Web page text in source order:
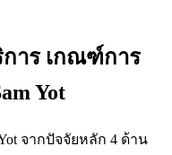
าร เกณฑ์การ
Yot
จากปัจจัยหลัก 4 ด้าน